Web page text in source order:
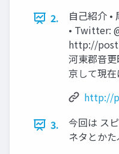
2.
自己紹介 •
• Twitter:
http://
河東郡音
京して現
http://
3.
今回は ス
ネタとか